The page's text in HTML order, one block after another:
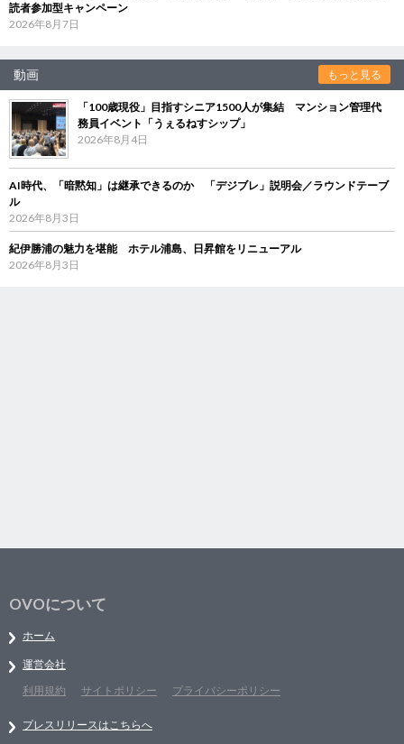
読者参加型キャンペーン
2026年8月7日
動画 もっと見る
「100歳現役」目指すシニア1500人が集結 マンション管理代
務員イベント「うぇるねすシップ」
2026年8月4日
AI時代、「暗黙知」は継承できるのか 「デジブレ」説明会／ラウンドテーブ
ル
2026年8月3日
紀伊勝浦の魅力を堪能 ホテル浦島、日昇館をリニューアル
2026年8月3日
OVOについて
ホーム
運営会社
利用規約
サイトポリシー プライバシーポリシー
プレスリリースはこちらへ